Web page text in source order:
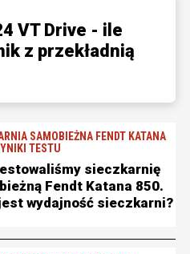
VT Drive - ile
z przekładnią
SAMOBIEŻNA FENDT KATANA
TESTU
sieczkarnię
Fendt Katana 850.
wydajność sieczkarni?